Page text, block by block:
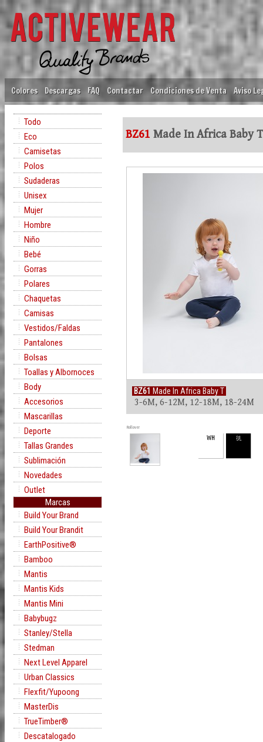
Colores Descargas FAQ Contactar Condiciones de Venta Aviso
Todo
Eco
Camisetas
Polos
Sudaderas
Unisex
Mujer
Hombre
Niño
Bebé
Gorras
Polares
Chaquetas
Camisas
Vestidos/Faldas
Pantalones
Bolsas
Toallas y Albornoces
Body
Accesorios
Mascarillas
Deporte
Tallas Grandes
Sublimación
Novedades
Outlet
Marcas
Build Your Brand
Build Your Brandit
EarthPositive®
Bamboo
Mantis
Mantis Kids
Mantis Mini
Babybugz
Stanley/Stella
Stedman
Next Level Apparel
Urban Classics
Flexfit/Yupoong
MasterDis
TrueTimber®
Descatalogado
BZ61 Made In Africa Baby T
BZ61 Made In Africa Baby T
3-6M, 6-12M, 12-18M, 18-24M
Rollover
WH BL